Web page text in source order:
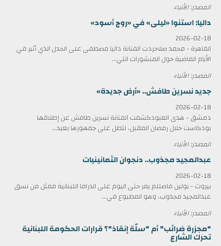
المصدر: الأنباء
داليا: استنوا «ليلى» في «روج أسود»
2026-02-18
القاهرة - محمد صلاحردت الفنانة داليا مصطفى على الجدل الذي أثير في
الأيام الماضية حول المنشورات التي...
المصدر: الأنباء
جديد نسرين طافش.. «أرض جديدة»
2026-02-18
دمشق - هدى العبودكشفت الفنانة نسرين طافش عن إطلاقها
بودكاست خلال رمضان المقبل، لتطل على جمهورها بعيد...
المصدر: الأنباء
عبدالمجيد مجذوب.. دنجوان الثمانينيات
2026-02-18
بيروت - بولين فاضللم يمر حتى اليوم على الدراما اللبنانية ممثل من نسق
عبدالمجيد مجذوب، وهو المطبوع في...
المصدر: الأنباء
"مجزرة ضرائب" أم "سلّة إنقاذ"؟ قرارات الحكومة اللبنانية
تحرك الشارع